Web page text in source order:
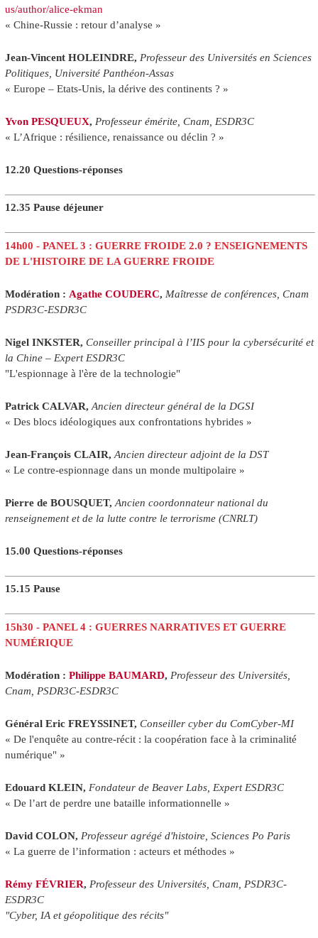
us/author/alice-ekman
« Chine-Russie : retour d’analyse »
Jean-Vincent HOLEINDRE, Professeur des Universités en Sciences
Politiques, Université Panthéon-Assas
« Europe – Etats-Unis, la dérive des continents ? »
Yvon PESQUEUX, Professeur émérite, Cnam, ESDR3C
« L’Afrique : résilience, renaissance ou déclin ? »
12.20 Questions-réponses
12.35 Pause déjeuner
14h00 - PANEL 3 : GUERRE FROIDE 2.0 ? ENSEIGNEMENTS
DE L'HISTOIRE DE LA GUERRE FROIDE
Modération : Agathe COUDERC, Maîtresse de conférences, Cnam
PSDR3C-ESDR3C
Nigel INKSTER, Conseiller principal à l’IIS pour la cybersécurité et
la Chine – Expert ESDR3C
"L'espionnage à l'ère de la technologie"
Patrick CALVAR, Ancien directeur général de la DGSI
« Des blocs idéologiques aux confrontations hybrides »
Jean-François CLAIR, Ancien directeur adjoint de la DST
« Le contre-espionnage dans un monde multipolaire »
Pierre de BOUSQUET, Ancien coordonnateur national du
renseignement et de la lutte contre le terrorisme (CNRLT)
15.00 Questions-réponses
15.15 Pause
15h30 - PANEL 4 : GUERRES NARRATIVES ET GUERRE
NUMÉRIQUE
Modération : Philippe BAUMARD, Professeur des Universités,
Cnam, PSDR3C-ESDR3C
Général Eric FREYSSINET, Conseiller cyber du ComCyber-MI
« De l'enquête au contre-récit : la coopération face à la criminalité
numérique" »
Edouard KLEIN, Fondateur de Beaver Labs, Expert ESDR3C
« De l’art de perdre une bataille informationnelle »
David COLON, Professeur agrégé d'histoire, Sciences Po Paris
« La guerre de l’information : acteurs et méthodes »
Rémy FÉVRIER, Professeur des Universités, Cnam, PSDR3C-
ESDR3C
"Cyber, IA et géopolitique des récits"